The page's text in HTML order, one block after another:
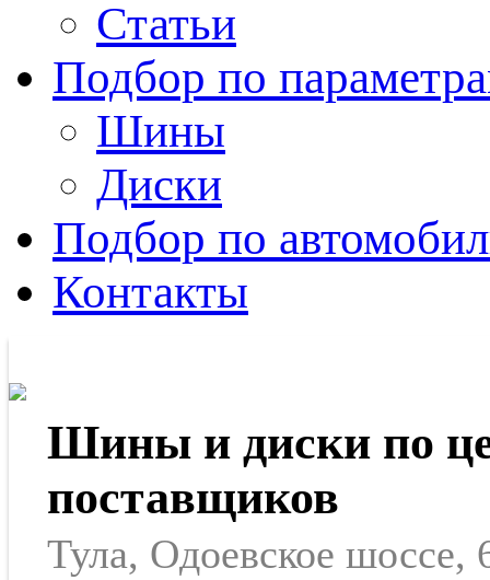
Статьи
Подбор по
Шины
Диски
Подбор по
Контакты
Шины и диски по
поставщиков
Тула, Одоевское шоссе,